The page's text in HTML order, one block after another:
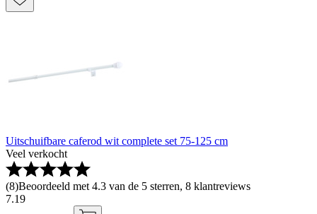
Uitschuifbare caferod wit complete set 75-125 cm
Veel verkocht
(8)Beoordeeld met 4.3 van de 5 sterren, 8 klantreviews
7.19